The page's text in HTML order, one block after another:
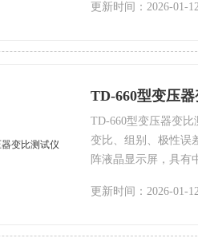
更新时间：2026-01-
TD-660型变压
TD-660型变压器变
变比、组别、极性误
阵液晶显示屏，具有
更新时间：2026-01-